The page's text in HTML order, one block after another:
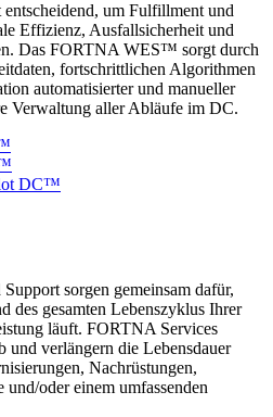
um Fulfillment und
Effizienz, Ausfallsicherheit und
Das FORTNA WES™ sorgt durch
fortschrittlichen Algorithmen
automatisierter und manueller
Verwaltung aller Abläufe im DC.
DC™
sorgen gemeinsam dafür,
des gesamten Lebenszyklus Ihrer
läuft. FORTNA Services
und verlängern die Lebensdauer
Nachrüstungen,
und/oder einem umfassenden